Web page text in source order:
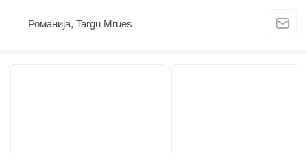
Романија, Targu Mrues